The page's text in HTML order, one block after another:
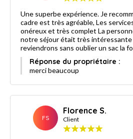
Une superbe expérience. Je
cadre est très agréable, Les services proposés sont peu
onéreux et très complet La
notre séjour était très intéressante et
reviendrons sans oublier un sac la
Réponse du propriétaire :
merci beaucoup
FS
Florence S.
Client